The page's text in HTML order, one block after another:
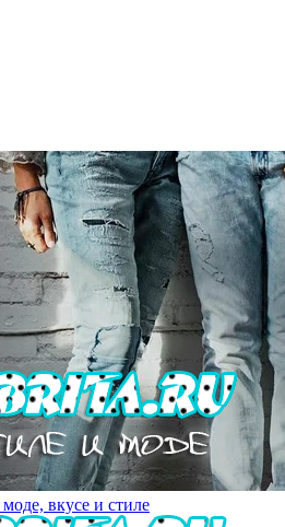
вкусе и стиле